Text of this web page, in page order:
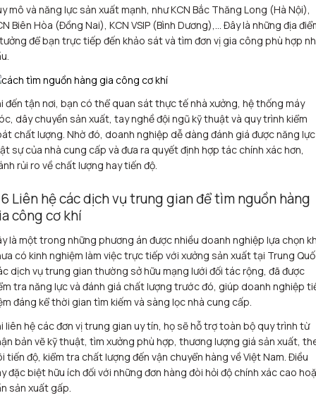
mô và năng lực sản xuất mạnh, như KCN Bắc Thăng Long (Hà Nội),
Biên Hòa (Đồng Nai), KCN VSIP (Bình Dương),… Đây là những địa
để bạn trực tiếp đến khảo sát và tìm đơn vị gia công phù hợp
đến tận nơi, bạn có thể quan sát thực tế nhà xưởng, hệ thống máy
dây chuyền sản xuất, tay nghề đội ngũ kỹ thuật và quy trình kiểm
chất lượng. Nhờ đó, doanh nghiệp dễ dàng đánh giá được năng lực
sự của nhà cung cấp và đưa ra quyết định hợp tác chính xác hơn,
rủi ro về chất lượng hay tiến độ.
Liên hệ các dịch vụ trung gian để tìm nguồn hàng
công cơ khí
là một trong những phương án được nhiều doanh nghiệp lựa chọn
có kinh nghiệm làm việc trực tiếp với xưởng sản xuất tại Trung
dịch vụ trung gian thường sở hữu mạng lưới đối tác rộng, đã được
tra năng lực và đánh giá chất lượng trước đó, giúp doanh nghiệp
đáng kể thời gian tìm kiếm và sàng lọc nhà cung cấp.
liên hệ các đơn vị trung gian uy tín, họ sẽ hỗ trợ toàn bộ quy trình từ
bản vẽ kỹ thuật, tìm xưởng phù hợp, thương lượng giá sản xuất,
tiến độ, kiểm tra chất lượng đến vận chuyển hàng về Việt Nam. Điều
đặc biệt hữu ích đối với những đơn hàng đòi hỏi độ chính xác cao
sản xuất gấp.